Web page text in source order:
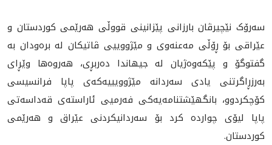
سەرۆک نێچیرڤان بارزانی پێزانینی قووڵی هەرێمی کوردستان و
عێراقی بۆ ڕۆڵی مەعنەوی و مێژوویيی ڤاتیکان لە برەودان بە
گفتوگۆ و پێکەوەژیان لە جیهاندا دەربڕی، هه‌روه‌ها وێڕای
بەرزڕاگرتنی یادی سەردانە مێژوویيیەکەی پاپا فرانسیسی
کۆچکردوو، بانگهێشتنامەیەکی فەرمیی ئاراستەی قەداسەتی
پاپا لیۆی چواردە کرد بۆ سەردانیکردنی عێراق و هەرێمی
کوردستان.